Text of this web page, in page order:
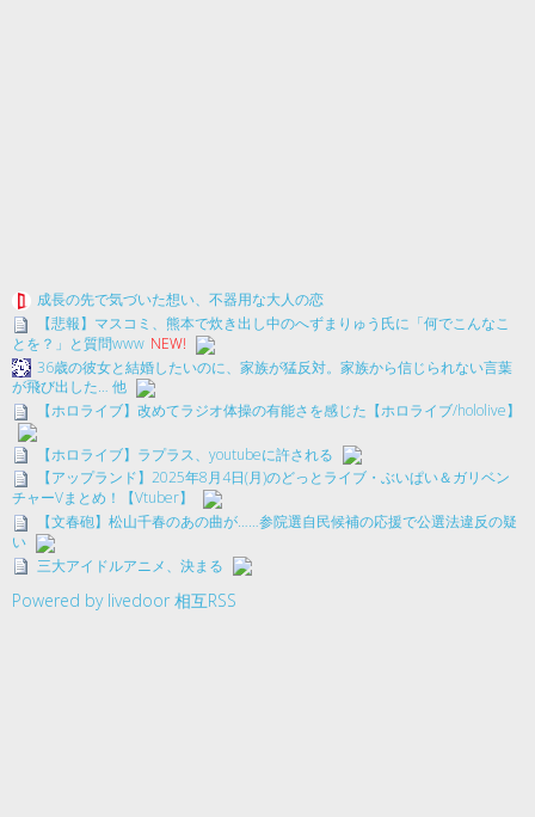
成長の先で気づいた想い、不器用な大人の恋
【悲報】マスコミ、熊本で炊き出し中のへずまりゅう氏に「何でこんなこ
とを？」と質問www NEW!
36歳の彼女と結婚したいのに、家族が猛反対。家族から信じられない言葉
が飛び出した… 他
【ホロライブ】改めてラジオ体操の有能さを感じた【ホロライブ/hololive】
【ホロライブ】ラプラス、youtubeに許される
【アップランド】2025年8月4日(月)のどっとライブ・ぶいぱい＆ガリベン
チャーVまとめ！【Vtuber】
【文春砲】松山千春のあの曲が……参院選自民候補の応援で公選法違反の疑
い
三大アイドルアニメ、決まる
Powered by livedoor 相互RSS